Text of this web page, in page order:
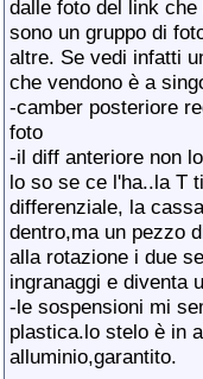
dalle foto del link
sono un gruppo di
altre. Se vedi infatti
che vendono è a
-camber posteriore
foto
-il diff anteriore non
lo so se ce l'ha..la T
differenziale, la
dentro,ma un pezzo
alla rotazione i due
ingranaggi e diventa
-le sospensioni mi
plastica.lo stelo è in
alluminio,garantito.